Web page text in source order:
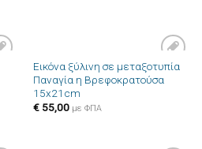
Πρόσθήκη
στην λίστα
Εικόνα ξύλινη σε μεταξοτυπία
Παναγία η Βρεφοκρατούσα
15x21cm
€55,00 με ΦΠΑ